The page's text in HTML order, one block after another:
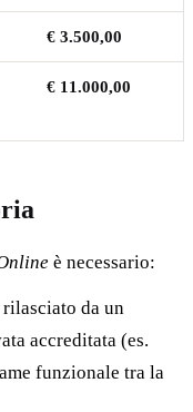
€ 3.500,00
€ 11.000,00
è necessario:
rilasciato da un
accreditata (es.
funzionale tra la